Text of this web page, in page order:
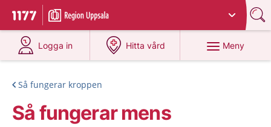
Till startsidan för 1177
Du har valt region
Logga in
på 1177.se
Hitta vård
på 1177.se
Meny
Så fungerar kroppen
Så fungerar mens